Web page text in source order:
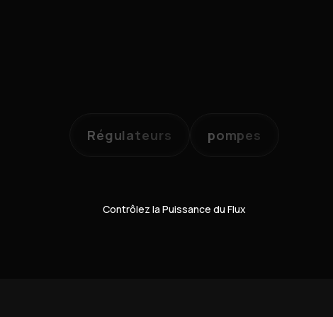
Régulateurs pompes
Contrôlez la Puissance du Flux